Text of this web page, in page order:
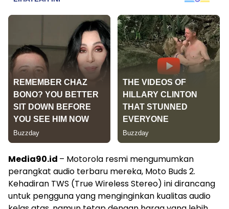
Media90.id – Motorola resmi mengumumkan
perangkat audio terbaru mereka, Moto Buds 2.
Kehadiran TWS (True Wireless Stereo) ini dirancang
untuk pengguna yang menginginkan kualitas audio